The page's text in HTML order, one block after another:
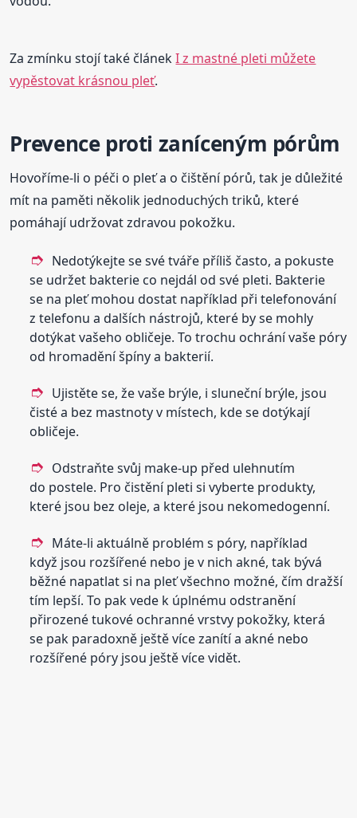
Za zmínku stojí také článekI z mastné pleti můžete
vypěstovat krásnou pleť.
Prevence proti zaníceným pórům
Hovoříme-li o péči o pleť a o čištění pórů, tak je důležité
mít na paměti několik jednoduchých triků, které
pomáhají udržovat zdravou pokožku.
Nedotýkejte se své tváře příliš často, a pokuste
se udržet bakterie co nejdál od své pleti. Bakterie
se na pleť mohou dostat například při telefonování
z telefonu a dalších nástrojů, které by se mohly
dotýkat vašeho obličeje. To trochu ochrání vaše póry
od hromadění špíny a bakterií.
Ujistěte se, že vaše brýle, i sluneční brýle, jsou
čisté a bez mastnoty v místech, kde se dotýkají
obličeje.
Odstraňte svůj make-up před ulehnutím
do postele. Pro čistění pleti si vyberte produkty,
které jsou bez oleje, a které jsou nekomedogenní.
Máte-li aktuálně problém s póry, například
když jsou rozšířené nebo je v nich akné, tak bývá
běžné napatlat si na pleť všechno možné, čím dražší
tím lepší. To pak vede k úplnému odstranění
přirozené tukové ochranné vrstvy pokožky, která
se pak paradoxně ještě více zanítí a akné nebo
rozšířené póry jsou ještě více vidět.